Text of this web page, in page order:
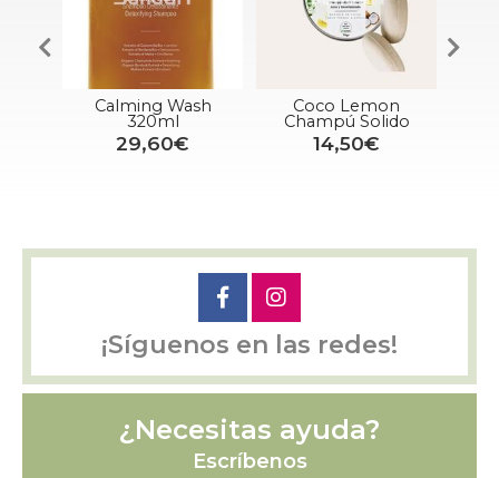
Coco Lemon
Champú Solido
14,50€
Maple Aqua Wash
320ml
34,00€
¡Síguenos en las redes!
¿Necesitas ayuda?
Escríbenos